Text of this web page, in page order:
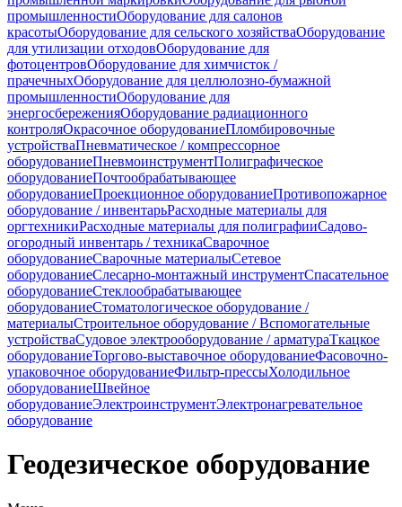
промышленностиОборудование для салонов
красотыОборудование для сельского хозяйстваОборудование
для утилизации отходовОборудование для
фотоцентровОборудование для химчисток /
прачечныхОборудование для целлюлозно-бумажной
промышленностиОборудование для
энергосбереженияОборудование радиационного
контроляОкрасочное оборудованиеПломбировочные
устройстваПневматическое / компрессорное
оборудованиеПневмоинструментПолиграфическое
оборудованиеПочтообрабатывающее
оборудованиеПроекционное оборудованиеПротивопожарное
оборудование / инвентарьРасходные материалы для
оргтехникиРасходные материалы для полиграфииСадово-
огородный инвентарь / техникаСварочное
оборудованиеСварочные материалыСетевое
оборудованиеСлесарно-монтажный инструментСпасательное
оборудованиеСтеклообрабатывающее
оборудованиеСтоматологическое оборудование /
материалыСтроительное оборудование / Вспомогательные
устройстваСудовое электрооборудование / арматураТкацкое
оборудованиеТоргово-выставочное оборудованиеФасовочно-
упаковочное оборудованиеФильтр-прессыХолодильное
оборудованиеШвейное
оборудованиеЭлектроинструментЭлектронагревательное
оборудование
Геодезическое оборудование